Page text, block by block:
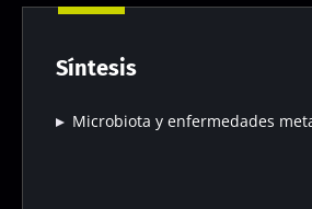
Síntesis
Microbiota y enfermedades